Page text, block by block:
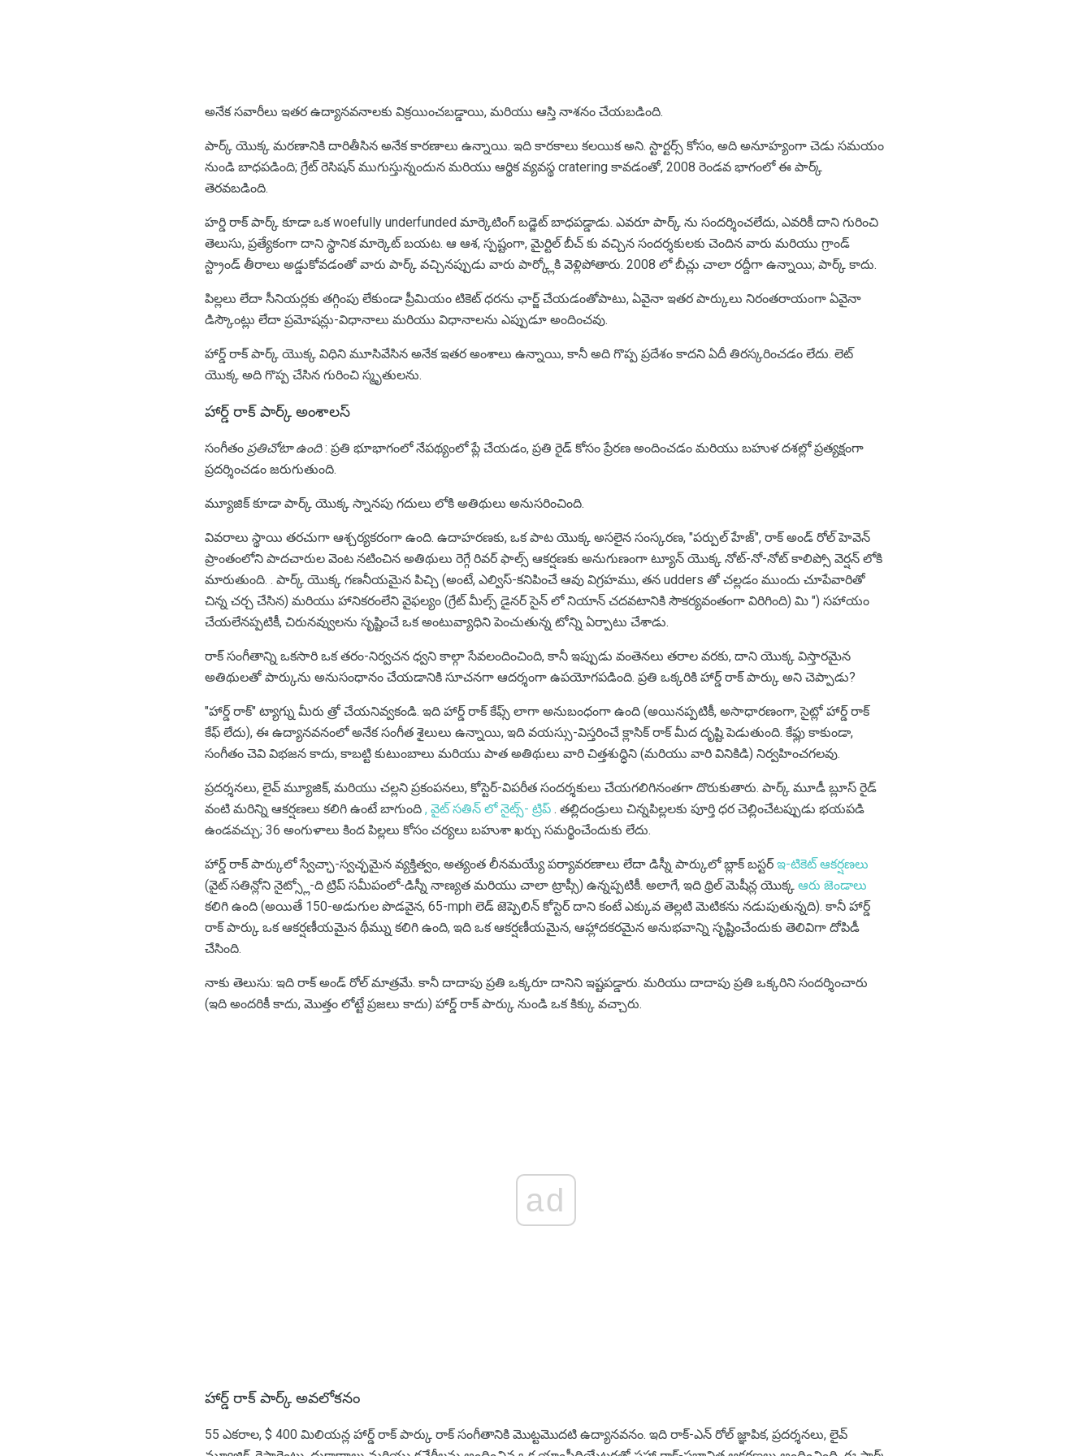
అనేక సవారీలు ఇతర ఉద్యానవనాలకు విక్రయించబడ్డాయి, మరియు ఆస్తి నాశనం చేయబడింది.
పార్క్ యొక్క మరణానికి దారితీసిన అనేక కారణాలు ఉన్నాయి. ఇది కారకాలు కలయిక అని. స్టార్టర్స్ కోసం, అది అనూహ్యంగా చెడు సమయం
నుండి బాధపడింది; గ్రేట్ రెసిషన్ ముగుస్తున్నందున మరియు ఆర్థిక వ్యవస్థ cratering కావడంతో, 2008 రెండవ భాగంలో ఈ పార్క్
తెరవబడింది.
హర్డి రాక్ పార్క్ కూడా ఒక woefully underfunded మార్కెటింగ్ బడ్జెట్ బాధపడ్డాడు. ఎవరూ పార్క్ ను సందర్శించలేదు, ఎవరికీ దాని గురించి
తెలుసు, ప్రత్యేకంగా దాని స్థానిక మార్కెట్ బయట. ఆ ఆశ, స్పష్టంగా, మైర్టిల్ బీచ్ కు వచ్చిన సందర్శకులకు చెందిన వారు మరియు గ్రాండ్
స్ట్రాండ్ తీరాలు అడ్డుకోవడంతో వారు పార్క్ వచ్చినప్పుడు వారు పార్క్లోకి వెళ్లిపోతారు. 2008 లో బీచ్లు చాలా రద్దీగా ఉన్నాయి; పార్క్ కాదు.
పిల్లలు లేదా సీనియర్లకు తగ్గింపు లేకుండా ప్రీమియం టికెట్ ధరను ఛార్జ్ చేయడంతోపాటు, ఏవైనా ఇతర పార్కులు నిరంతరాయంగా ఏవైనా
డిస్కౌంట్లు లేదా ప్రమోషన్లు-విధానాలు మరియు విధానాలను ఎప్పుడూ అందించవు.
హార్డ్ రాక్ పార్క్ యొక్క విధిని మూసివేసిన అనేక ఇతర అంశాలు ఉన్నాయి, కానీ అది గొప్ప ప్రదేశం కాదని ఏదీ తిరస్కరించడం లేదు. లెట్
యొక్క అది గొప్ప చేసిన గురించి స్మృతులను.
హార్డ్ రాక్ పార్క్ అంశాలస్
సంగీతం ప్రతిచోటా ఉంది: ప్రతి భూభాగంలో నేపథ్యంలో ప్లే చేయడం, ప్రతి రైడ్ కోసం ప్రేరణ అందించడం మరియు బహుళ దశల్లో ప్రత్యక్షంగా
ప్రదర్శించడం జరుగుతుంది.
మ్యూజిక్ కూడా పార్క్ యొక్క స్నానపు గదులు లోకి అతిథులు అనుసరించింది.
వివరాలు స్థాయి తరచుగా ఆశ్చర్యకరంగా ఉంది. ఉదాహరణకు, ఒక పాట యొక్క అసలైన సంస్కరణ, "పర్పుల్ హేజ్", రాక్ అండ్ రోల్ హెవెన్
ప్రాంతంలోని పాదచారుల వెంట నటించిన అతిథులు రెగ్గే రివర్ ఫాల్స్ ఆకర్షణకు అనుగుణంగా ట్యూన్ యొక్క నోట్-నో-నోట్ కాలిప్సో వెర్షన్ లోకి
మారుతుంది. . పార్క్ యొక్క గణనీయమైన పిచ్చి (అంటే, ఎల్విస్-కనిపించే ఆవు విగ్రహము, తన udders తో చల్లడం ముందు చూపేవారితో
చిన్న చర్చ చేసిన) మరియు హానికరంలేని వైఫల్యం (గ్రేట్ మీల్స్ డైనర్ సైన్ లో నియాన్ చదవటానికి సౌకర్యవంతంగా విరిగింది) మి ") సహాయం
చేయలేనప్పటికీ, చిరునవ్వులను సృష్టించే ఒక అంటువ్యాధిని పెంచుతున్న టోన్ని ఏర్పాటు చేశాడు.
రాక్ సంగీతాన్ని ఒకసారి ఒక తరం-నిర్వచన ధ్వని కాల్గా సేవలందించింది, కానీ ఇప్పుడు వంతెనలు తరాల వరకు, దాని యొక్క విస్తారమైన
అతిథులతో పార్కును అనుసంధానం చేయడానికి సూచనగా ఆదర్శంగా ఉపయోగపడింది. ప్రతి ఒక్కరికి హార్డ్ రాక్ పార్కు అని చెప్పాడు?
"హార్డ్ రాక్" ట్యాగ్ను మీరు త్రో చేయనివ్వకండి. ఇది హార్డ్ రాక్ కేఫ్స్ లాగా అనుబంధంగా ఉంది (అయినప్పటికీ, అసాధారణంగా, సైట్లో హార్డ్ రాక్
కేఫ్ లేదు), ఈ ఉద్యానవనంలో అనేక సంగీత శైలులు ఉన్నాయి, ఇది వయస్సు-విస్తరించే క్లాసిక్ రాక్ మీద దృష్టి పెడుతుంది. కేఫ్లు కాకుండా,
సంగీతం చెవి విభజన కాదు, కాబట్టి కుటుంబాలు మరియు పాత అతిథులు వారి చిత్తశుద్ధిని (మరియు వారి వినికిడి) నిర్వహించగలవు.
ప్రదర్శనలు, లైవ్ మ్యూజిక్, మరియు చల్లని ప్రకంపనలు, కోస్టెర్-విపరీత సందర్శకులు చేయగలిగినంతగా దొరుకుతారు. పార్క్ మూడీ బ్లూస్ రైడ్
వంటి మరిన్ని ఆకర్షణలు కలిగి ఉంటే బాగుంది , వైట్ సతిన్ లో నైట్స్- ట్రిప్ . తల్లిదండ్రులు చిన్నపిల్లలకు పూర్తి ధర చెల్లించేటప్పుడు భయపడి
ఉండవచ్చు; 36 అంగుళాలు కింద పిల్లలు కోసం చర్యలు బహుశా ఖర్చు సమర్థించేందుకు లేదు.
హార్డ్ రాక్ పార్కులో స్వేచ్ఛా-స్వచ్ఛమైన వ్యక్తిత్వం, అత్యంత లీనమయ్యే పర్యావరణాలు లేదా డిస్నీ పార్కులో బ్లాక్ బస్టర్ఇ-టికెట్ ఆకర్షణలు
(వైట్ సతిన్లోని నైట్స్లో-ది ట్రిప్ సమీపంలో-డిస్నీ నాణ్యత మరియు చాలా ట్రాప్సీ) ఉన్నప్పటికీ. అలాగే, ఇది థ్రిల్ మెషీన్ల యొక్క ఆరు జెండాలు
కలిగి ఉంది (అయితే 150-అడుగుల పొడవైన, 65-mph లెడ్ జెప్పెలిన్ కోస్టెర్ దాని కంటే ఎక్కువ తెల్లటి మెటికను నడుపుతున్నది). కానీ హార్డ్
రాక్ పార్కు ఒక ఆకర్షణీయమైన థీమ్ను కలిగి ఉంది, ఇది ఒక ఆకర్షణీయమైన, ఆహ్లాదకరమైన అనుభవాన్ని సృష్టించేందుకు తెలివిగా దోపిడీ
చేసింది.
నాకు తెలుసు: ఇది రాక్ అండ్ రోల్ మాత్రమే. కానీ దాదాపు ప్రతి ఒక్కరూ దానిని ఇష్టపడ్డారు. మరియు దాదాపు ప్రతి ఒక్కరిని సందర్శించారు
(ఇది అందరికీ కాదు, మొత్తం లోట్టే ప్రజలు కాదు) హార్డ్ రాక్ పార్కు నుండి ఒక కిక్కు వచ్చారు.
ad
హార్డ్ రాక్ పార్క్ అవలోకనం
55 ఎకరాల, $ 400 మిలియన్ల హార్డ్ రాక్ పార్కు రాక్ సంగీతానికి మొట్టమొదటి ఉద్యానవనం. ఇది రాక్-ఎన్ రోల్ జ్ఞాపిక, ప్రదర్శనలు, లైవ్